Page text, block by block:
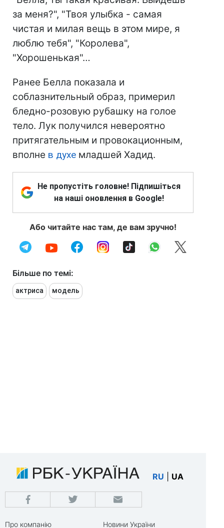
за меня?", "Твоя улыбка - самая
чистая и милая вещь в этом мире, я
люблю тебя", "Королева",
"Хорошенькая"…
Ранее Белла показала и
соблазнительный образ, примерил
бледно-розовую рубашку на голое
тело. Лук получился невероятно
притягательным и провокационным,
вполне в духе младшей Хадид.
Не пропустіть головне! Підпишіться
на наші оновлення в Google!
Або читайте нас там, де вам зручно!
Більше по темі:
актриса модель
RU UA
Про компанію Новини України